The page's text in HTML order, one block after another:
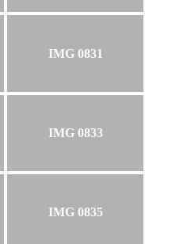
IMG 0831
IMG 0833
IMG 0835